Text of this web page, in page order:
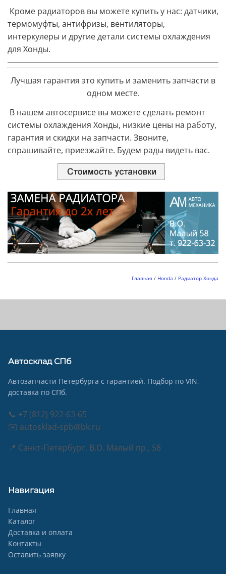
Кроме радиаторов вы можете купить у нас: датчики,
термомуфты, антифризы, вентиляторы,
интеркулеры и другие детали системы охлаждения
для Хонды.
Лучшая гарантия это купить и заменить запчасти в
одном месте.
В нашем автосервисе вы можете сделать ремонт
системы охлаждения Хонды, низкие цены на работу,
гарантия и скидки на запчасти. Звоните,
спрашивайте, приезжайте. Будем рады видеть вас.
Главная / Honda / Радиатор Хонда
Автосклад СПб
Автозапчасти Петербурга с гарантией. Подбор по VIN,
доставка по СПб.
📞 +7 (812) 922-63-65
✉️ autosklad-spb@bk.ru
📍 Санкт-Петербург, В.О. Малый пр., 58
Навигация
Главная
Каталог
Доставка и оплата
Контакты
Оставить заявку